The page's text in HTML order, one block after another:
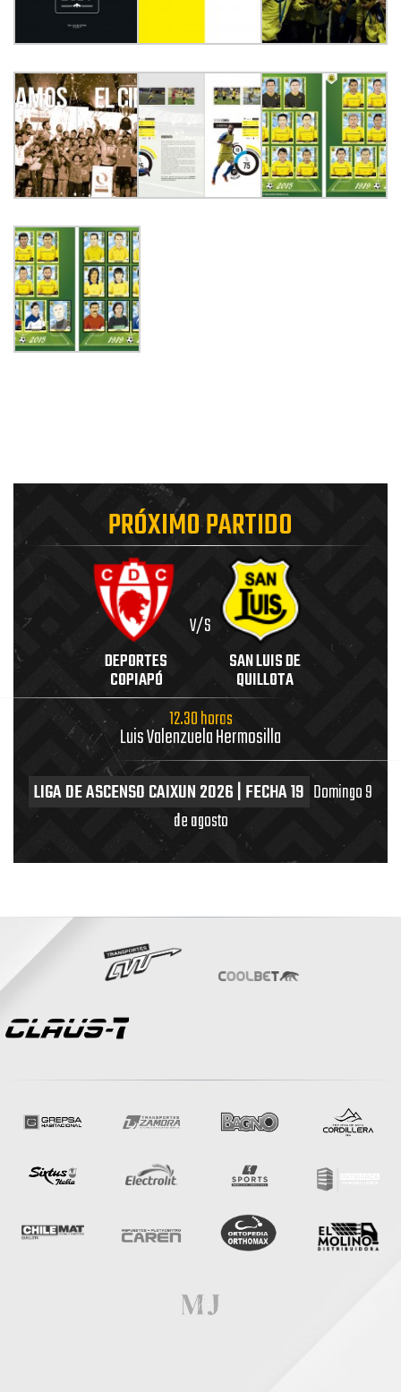
PRÓXIMO PARTIDO
DEPORTES
COPIAPÓ
V/S
SAN LUIS DE
QUILLOTA
12.30 horas
Luis Valenzuela Hermosilla
LIGA DE ASCENSO CAIXUN 2026 | FECHA 19 Domingo 9
de agosto